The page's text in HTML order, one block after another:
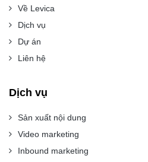
Về Levica
Dịch vụ
Dự án
Liên hệ
Dịch vụ
Sản xuất nội dung
Video marketing
Inbound marketing